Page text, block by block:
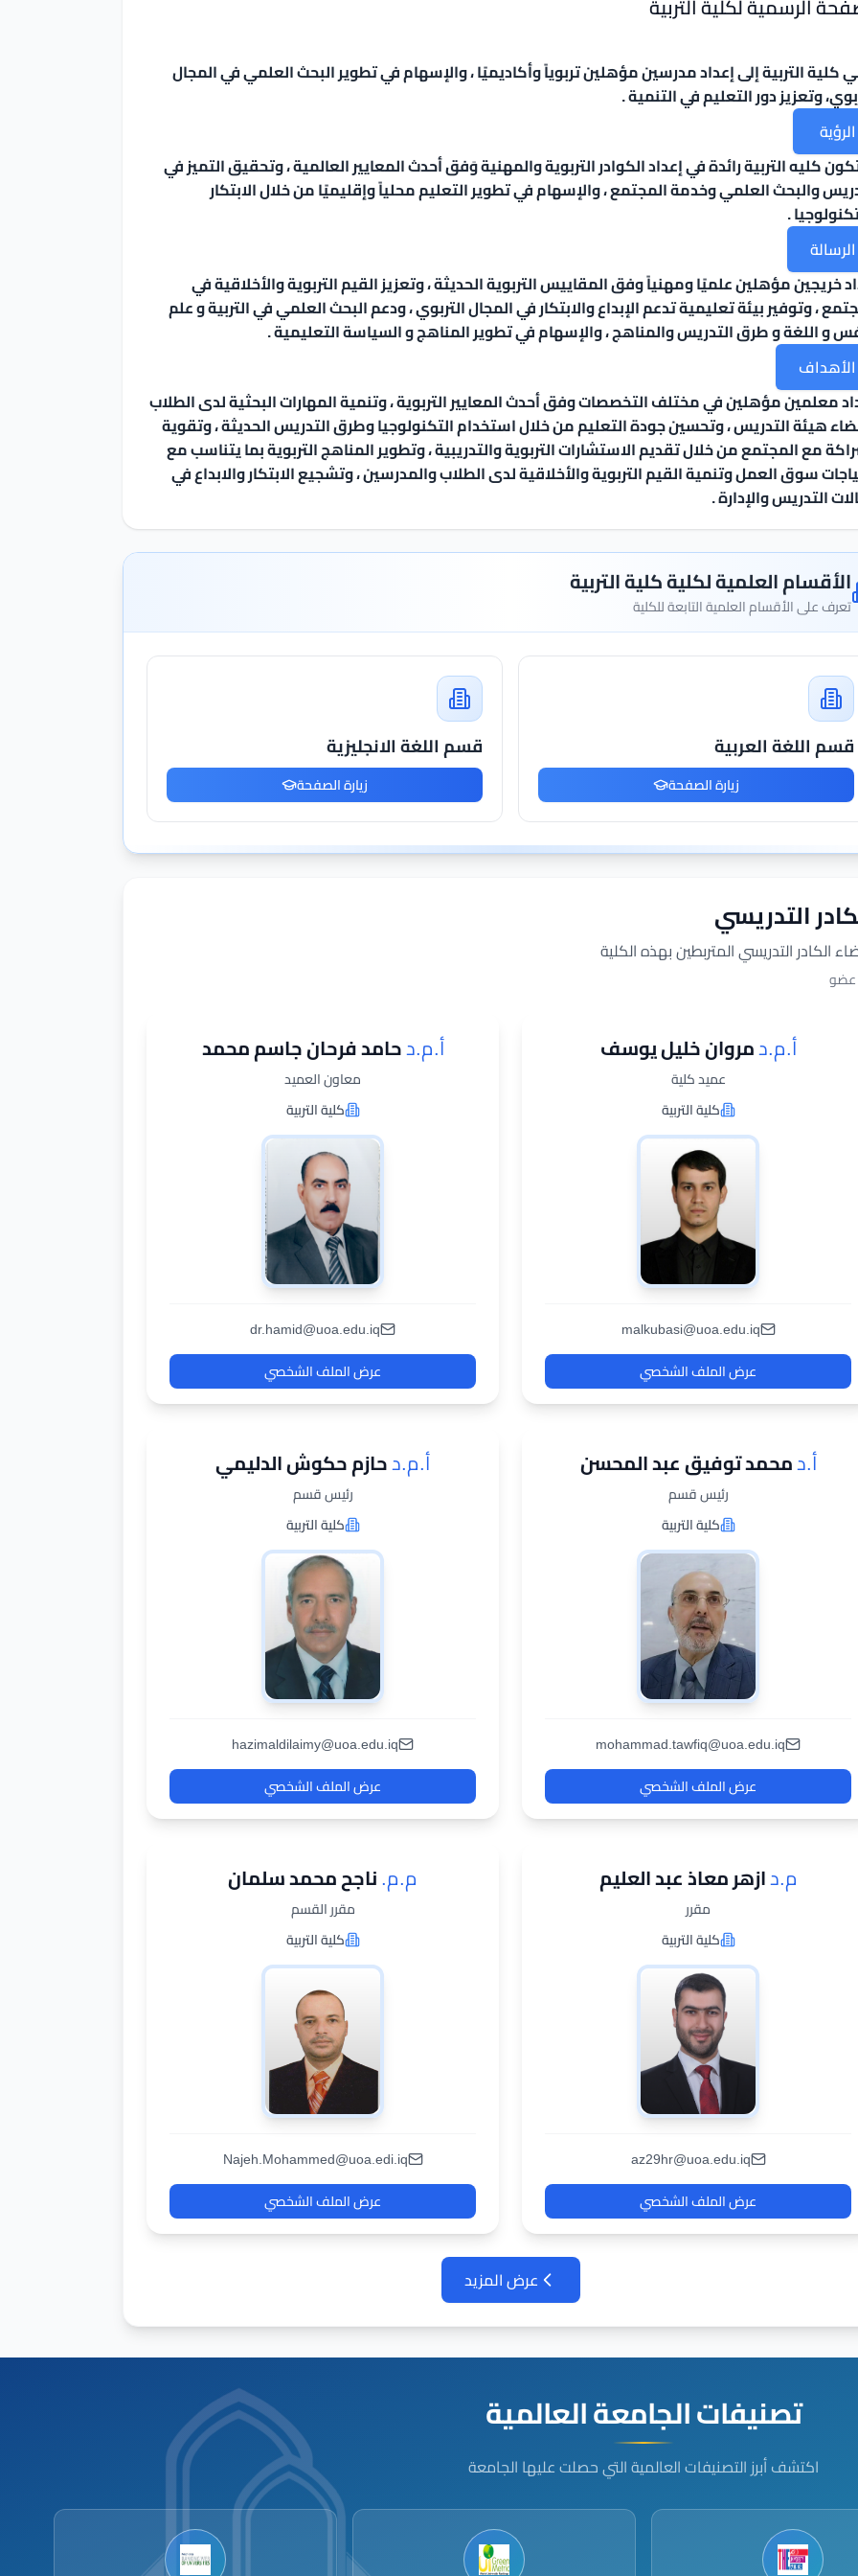
الرسمية لكلية التربية
كلية التربية إلى إعداد مدرسين مؤهلين تربوياً وأكاديميًا ، والإسهام في تطوير البحث العلمي في المجال
وتعزيز دور التعليم في التنمية .
الرؤية
كليه التربية رائدة في إعداد الكوادر التربوية والمهنية وَفق أحدث المعايير العالمية ، وتحقيق التميز في
والبحث العلمي وخدمة المجتمع ، والإسهام في تطوير التعليم محلياً وإقليميًا من خلال الابتكار
.
الرسالة
خريجين مؤهلين علميًا ومهنياً وفق المقاييس التربوية الحديثة ، وتعزيز القيم التربوية والأخلاقية في
، وتوفير بيئة تعليمية تدعم الإبداع والابتكار في المجال التربوي ، ودعم البحث العلمي في التربية و علم
و اللغة و طرق التدريس والمناهج ، والإسهام في تطوير المناهج و السياسة التعليمية .
الأهداف
معلمين مؤهلين في مختلف التخصصات وفق أحدث المعايير التربوية ، وتنمية المهارات البحثية لدى الطلاب
هيئة التدريس ، وتحسين جودة التعليم من خلال استخدام التكنولوجيا وطرق التدريس الحديثة ، وتقوية
مع المجتمع من خلال تقديم الاستشارات التربوية والتدريبية ، وتطوير المناهج التربوية بما يتناسب مع
سوق العمل وتنمية القيم التربوية والأخلاقية لدى الطلاب والمدرسين ، وتشجيع الابتكار والابداع في
التدريس والإدارة .
الأقسام العلمية لكلية كلية التربية
تعرف على الأقسام العلمية التابعة للكلية
قسم اللغة العربية
زيارة الصفحة
قسم اللغة الانجليزية
زيارة الصفحة
التدريسي
الكادر التدريسي المتربطين بهذه الكلية
عضو
أ.م.دمروان خليل يوسف
عميد كلية
كلية التربية
malkubasi@uoa.edu.iq
عرض الملف الشخصي
أ.م.دحامد فرحان جاسم محمد
معاون العميد
كلية التربية
dr.hamid@uoa.edu.iq
عرض الملف الشخصي
أ.دمحمد توفيق عبد المحسن
رئيس قسم
كلية التربية
mohammad.tawfiq@uoa.edu.iq
عرض الملف الشخصي
أ.م.دحازم حكوش الدليمي
رئيس قسم
كلية التربية
hazimaldilaimy@uoa.edu.iq
عرض الملف الشخصي
م.دازهر معاذ عبد العليم
مقرر
كلية التربية
az29hr@uoa.edu.iq
عرض الملف الشخصي
م.م.ناجح محمد سلمان
مقرر القسم
كلية التربية
Najeh.Mohammed@uoa.edi.iq
عرض الملف الشخصي
عرض المزيد
تصنيفات الجامعة العالمية
اكتشف أبرز التصنيفات العالمية التي حصلت عليها الجامعة